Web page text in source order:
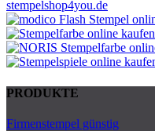
PRODUKTE
Firmenstempel günstig